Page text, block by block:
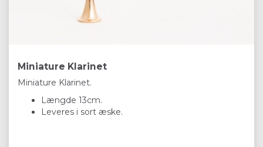
Miniature Klarinet
Miniature Klarinet.
Længde 13cm.
Leveres i sort æske.